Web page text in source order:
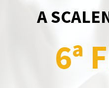
A
6ª